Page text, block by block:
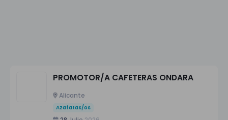
PROMOTOR/A CAFETERAS ONDARA
Alicante
Azafatas/os